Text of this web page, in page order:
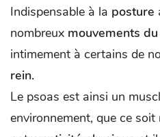
Indispensable à la posture
nombreux mouvements
intimement à certains de
rein.
Le psoas est ainsi un
environnement, que ce soit